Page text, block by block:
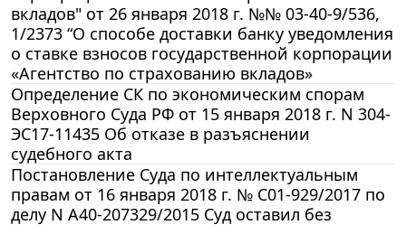
вкладов" от 26 января 2018 г. №№ 03-40-9/536,
1/2373 “О способе доставки банку уведомления
о ставке взносов государственной корпорации
«Агентство по страхованию вкладов»
Определение СК по экономическим спорам
Верховного Суда РФ от 15 января 2018 г. N 304-
ЭС17-11435 Об отказе в разъяснении
судебного акта
Постановление Суда по интеллектуальным
правам от 16 января 2018 г. № С01-929/2017 по
делу N А40-207329/2015 Суд оставил без